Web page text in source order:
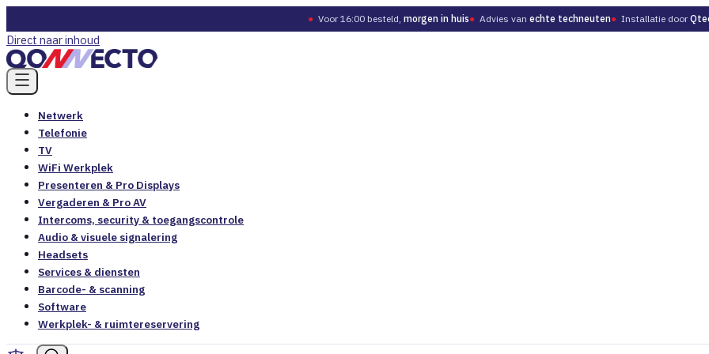
● Voor 16:00 besteld, morgen in huis● Advies van echte techneuten● Installatie door
Direct naar inhoud
Netwerk
Telefonie
TV
WiFi Werkplek
Presenteren & Pro Displays
Vergaderen & Pro AV
Intercoms, security & toegangscontrole
Audio & visuele signalering
Headsets
Services & diensten
Barcode- & scanning
Software
Werkplek- & ruimtereservering